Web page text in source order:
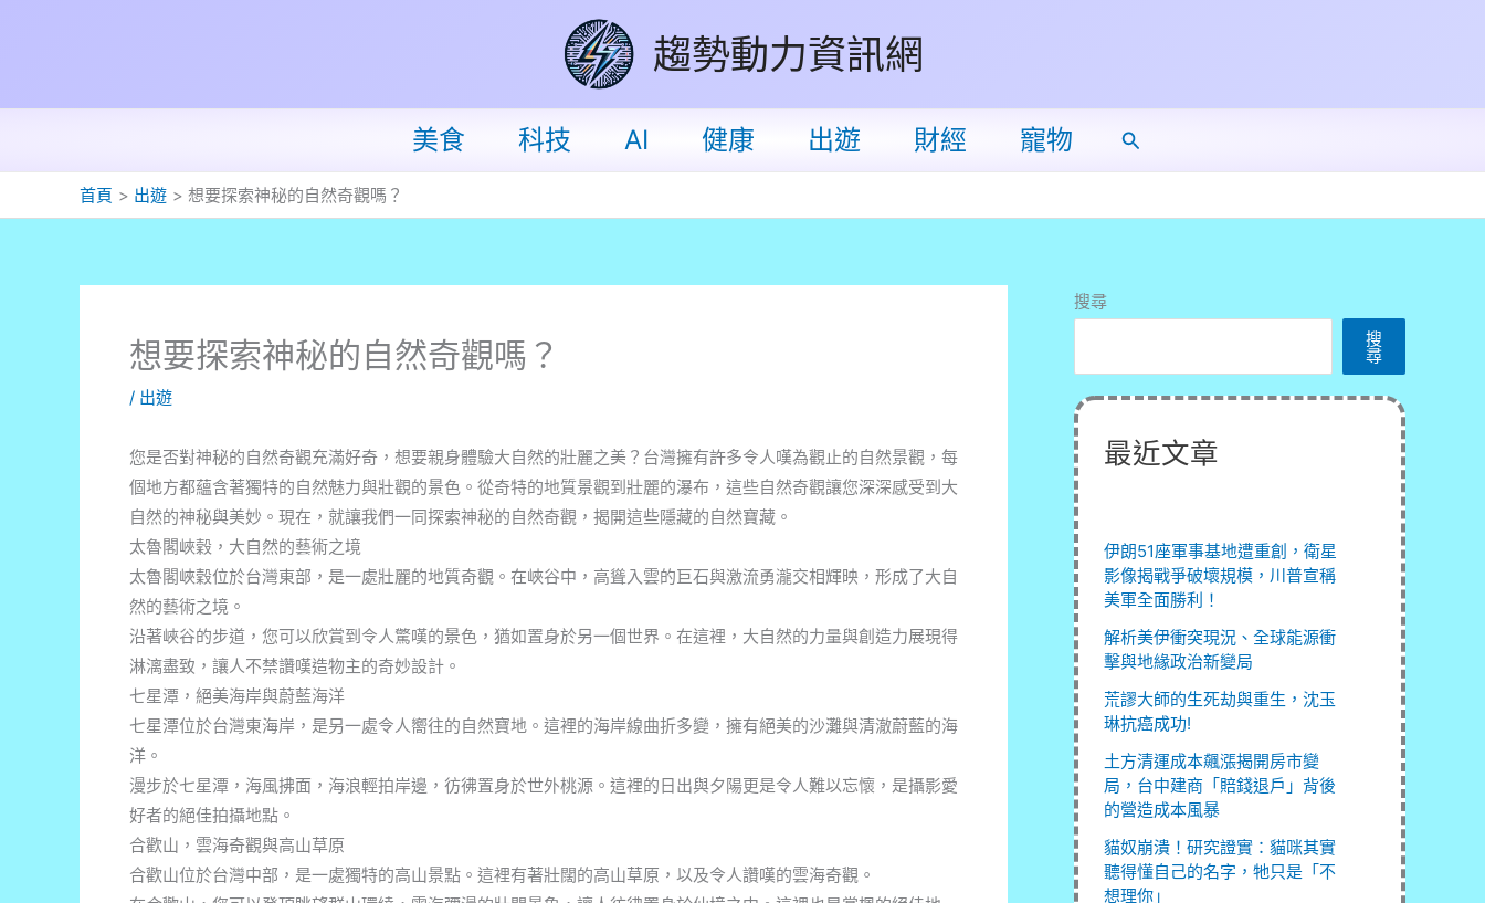
要
趨勢動力資訊網
美食 科技 AI 健康 出遊 財經 寵物
搜
首頁 出遊 想要探索神秘的自然奇觀嗎？
想要探索神秘的自然奇觀嗎？
/ 出遊
您是否對神秘的自然奇觀充滿好奇，想要親身體驗大自然的壯麗之美？台灣擁有許多令人嘆為觀止的自然景觀，每
個地方都蘊含著獨特的自然魅力與壯觀的景色。從奇特的地質景觀到壯麗的瀑布，這些自然奇觀讓您深深感受到大
自然的神秘與美妙。現在，就讓我們一同探索神秘的自然奇觀，揭開這些隱藏的自然寶藏。
太魯閣峽穀，大自然的藝術之境
太魯閣峽穀位於台灣東部，是一處壯麗的地質奇觀。在峽谷中，高聳入雲的巨石與激流勇瀧交相輝映，形成了大自
然的藝術之境。
沿著峽谷的步道，您可以欣賞到令人驚嘆的景色，猶如置身於另一個世界。在這裡，大自然的力量與創造力展現得
淋漓盡致，讓人不禁讚嘆造物主的奇妙設計。
七星潭，絕美海岸與蔚藍海洋
七星潭位於台灣東海岸，是另一處令人嚮往的自然寶地。這裡的海岸線曲折多變，擁有絕美的沙灘與清澈蔚藍的海
洋。
漫步於七星潭，海風拂面，海浪輕拍岸邊，彷彿置身於世外桃源。這裡的日出與夕陽更是令人難以忘懷，是攝影愛
好者的絕佳拍攝地點。
合歡山，雲海奇觀與高山草原
合歡山位於台灣中部，是一處獨特的高山景點。這裡有著壯闊的高山草原，以及令人讚嘆的雲海奇觀。
搜尋
搜
尋
最近文章
伊朗51座軍事基地遭重創，衛星
影像揭戰爭破壞規模，川普宣稱
美軍全面勝利！
解析美伊衝突現況、全球能源衝
擊與地緣政治新變局
荒謬大師的生死劫與重生，沈玉
琳抗癌成功!
土方清運成本飆漲揭開房市變
局，台中建商「賠錢退戶」背後
的營造成本風暴
貓奴崩潰！研究證實：貓咪其實
聽得懂自己的名字，牠只是「不
想理你」